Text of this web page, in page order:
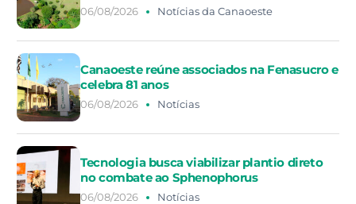
06/08/2026 Notícias da Canaoeste
Canaoeste reúne associados na Fenasucro e
celebra 81 anos
06/08/2026 Notícias
Tecnologia busca viabilizar plantio direto
no combate ao Sphenophorus
06/08/2026 Notícias